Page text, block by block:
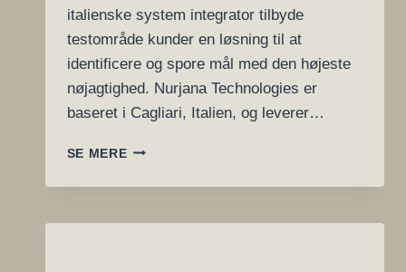
italienske system integrator tilbyde
testområde kunder en løsning til at
identificere og spore mål med den højeste
nøjagtighed. Nurjana Technologies er
baseret i Cagliari, Italien, og leverer…
SE MEREFLIR
KAMERA
OPTISK